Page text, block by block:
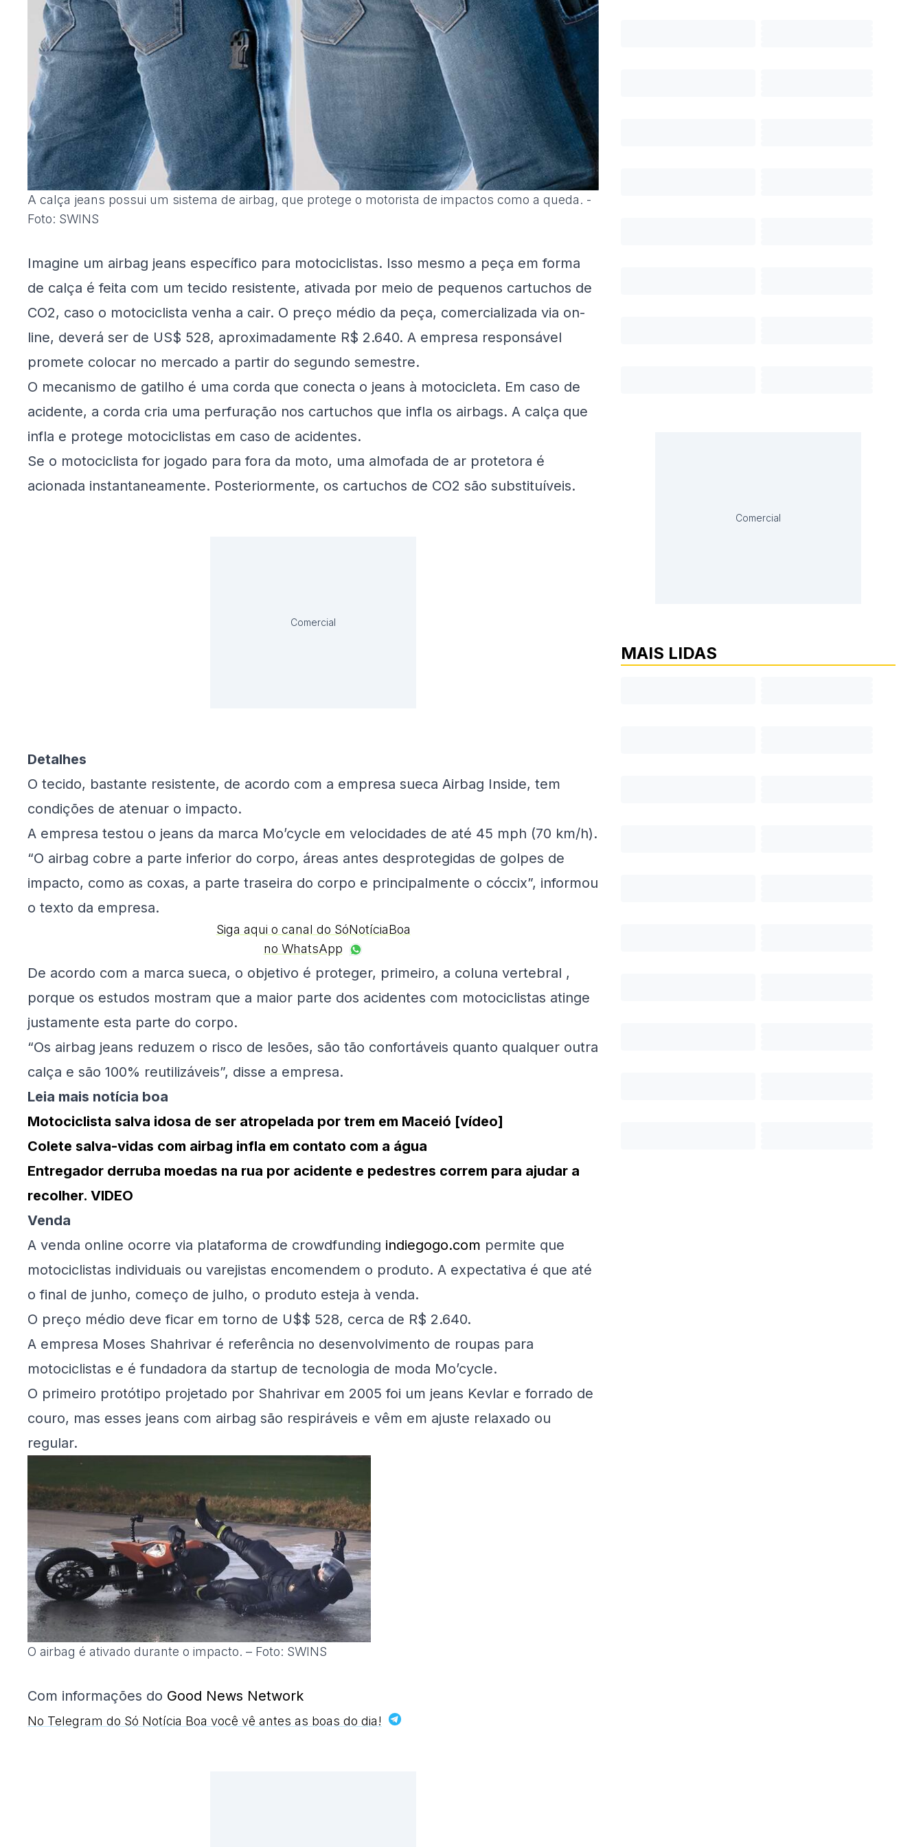
A calça jeans possui um sistema de airbag, que protege o motorista de impactos como a queda. -
Foto: SWINS
Imagine um airbag jeans específico para motociclistas. Isso mesmo a peça em forma
de calça é feita com um tecido resistente, ativada por meio de pequenos cartuchos de
CO2, caso o motociclista venha a cair. O preço médio da peça, comercializada via on-
line, deverá ser de US$ 528, aproximadamente R$ 2.640. A empresa responsável
promete colocar no mercado a partir do segundo semestre.
O mecanismo de gatilho é uma corda que conecta o jeans à motocicleta. Em caso de
acidente, a corda cria uma perfuração nos cartuchos que infla os airbags. A calça que
infla e protege motociclistas em caso de acidentes.
Se o motociclista for jogado para fora da moto, uma almofada de ar protetora é
acionada instantaneamente. Posteriormente, os cartuchos de CO2 são substituíveis.
Comercial
Detalhes
O tecido, bastante resistente, de acordo com a empresa sueca Airbag Inside, tem
condições de atenuar o impacto.
A empresa testou o jeans da marca Mo’cycle em velocidades de até 45 mph (70 km/h).
“O airbag cobre a parte inferior do corpo, áreas antes desprotegidas de golpes de
impacto, como as coxas, a parte traseira do corpo e principalmente o cóccix”, informou
o texto da empresa.
Siga aqui o canal do SóNotíciaBoa
no WhatsApp
De acordo com a marca sueca, o objetivo é proteger, primeiro, a coluna vertebral ,
porque os estudos mostram que a maior parte dos acidentes com motociclistas atinge
justamente esta parte do corpo.
“Os airbag jeans reduzem o risco de lesões, são tão confortáveis ​​quanto qualquer outra
calça e são 100% reutilizáveis”, disse a empresa.
Leia mais notícia boa
Motociclista salva idosa de ser atropelada por trem em Maceió [vídeo]
Colete salva-vidas com airbag infla em contato com a água
Entregador derruba moedas na rua por acidente e pedestres correm para ajudar a
recolher. VIDEO
Venda
A venda online ocorre via plataforma de crowdfunding indiegogo.com permite que
motociclistas individuais ou varejistas encomendem o produto. A expectativa é que até
o final de junho, começo de julho, o produto esteja à venda.
O preço médio deve ficar em torno de U$$ 528, cerca de R$ 2.640.
A empresa Moses Shahrivar é referência no desenvolvimento de roupas para
motociclistas e é fundadora da startup de tecnologia de moda Mo’cycle.
O primeiro protótipo projetado por Shahrivar em 2005 foi um jeans Kevlar e forrado de
couro, mas esses jeans com airbag são respiráveis ​​e vêm em ajuste relaxado ou
regular.
O airbag é ativado durante o impacto. – Foto: SWINS
Com informações do Good News Network
No Telegram do Só Notícia Boa você vê antes as boas do dia!
Comercial
MAIS LIDAS